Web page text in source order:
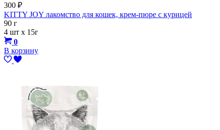
300 ₽
KITTY JOY лакомство для кошек, крем-пюре с курицей
90 г
4 шт х 15г
0
В корзину